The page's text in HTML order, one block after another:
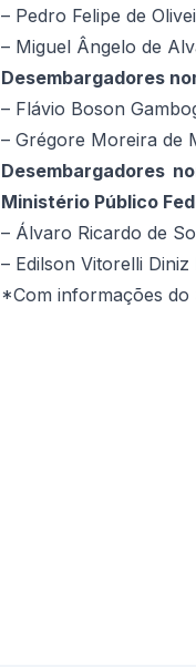
– Pedro Felipe de
– Miguel Ângelo de
Desembargadores
– Flávio Boson
– Grégore Moreira de
Desembargadores
Ministério Público
– Álvaro Ricardo de
– Edilson Vitorelli Diniz
*Com informações do